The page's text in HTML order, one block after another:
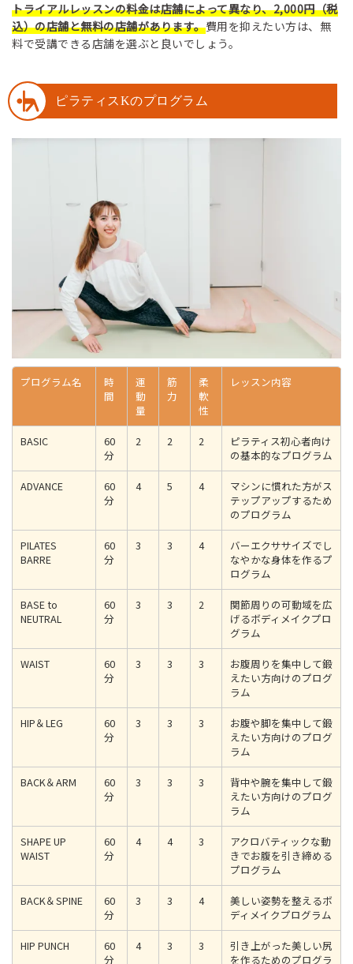
トライアルレッスンの料金は店舗によって異なり、2,000円（税
込）の店舗と無料の店舗があります。費用を抑えたい方は、無
料で受講できる店舗を選ぶと良いでしょう。
ピラティスKのプログラム
プログラム名
時
間
運
動
量
筋
力
柔
軟
性
レッスン内容
BASIC
60
分
2 2 2
ピラティス初心者向け
の基本的なプログラム
ADVANCE
60
分
4 5 4
マシンに慣れた方がス
テップアップするため
のプログラム
PILATES
BARRE
60
分
3 3 4
バーエクササイズでし
なやかな身体を作るプ
ログラム
BASE to
NEUTRAL
60
分
3 3 2
関節周りの可動域を広
げるボディメイクプロ
グラム
WAIST
60
分
3 3 3
お腹周りを集中して鍛
えたい方向けのプログ
ラム
HIP＆LEG
60
分
3 3 3
お腹や脚を集中して鍛
えたい方向けのプログ
ラム
BACK＆ARM
60
分
3 3 3
背中や腕を集中して鍛
えたい方向けのプログ
ラム
SHAPE UP
WAIST
60
分
4 4 3
アクロバティックな動
きでお腹を引き締める
プログラム
BACK＆SPINE
60
分
3 3 4
美しい姿勢を整えるボ
ディメイクプログラム
HIP PUNCH
60
分
4 3 3
引き上がった美しい尻
を作るためのプログラ